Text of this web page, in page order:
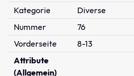
Kategorie
Diverse
Nummer
76
Vorderseite
8-13
Attribute
(Allgemein)